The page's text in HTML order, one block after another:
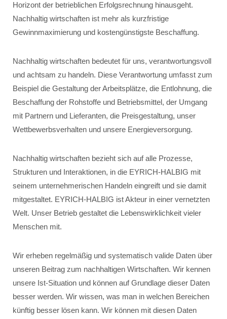
Horizont der betrieblichen Erfolgsrechnung hinausgeht.
Nachhaltig wirtschaften ist mehr als kurzfristige
Gewinnmaximierung und kostengünstigste Beschaffung.
Nachhaltig wirtschaften bedeutet für uns, verantwortungsvoll
und achtsam zu handeln. Diese Verantwortung umfasst zum
Beispiel die Gestaltung der Arbeitsplätze, die Entlohnung, die
Beschaffung der Rohstoffe und Betriebsmittel, der Umgang
mit Partnern und Lieferanten, die Preisgestaltung, unser
Wettbewerbsverhalten und unsere Energieversorgung.
Nachhaltig wirtschaften bezieht sich auf alle Prozesse,
Strukturen und Interaktionen, in die EYRICH-HALBIG mit
seinem unternehmerischen Handeln eingreift und sie damit
mitgestaltet. EYRICH-HALBIG ist Akteur in einer vernetzten
Welt. Unser Betrieb gestaltet die Lebenswirklichkeit vieler
Menschen mit.
Wir erheben regelmäßig und systematisch valide Daten über
unseren Beitrag zum nachhaltigen Wirtschaften. Wir kennen
unsere Ist-Situation und können auf Grundlage dieser Daten
besser werden. Wir wissen, was man in welchen Bereichen
künftig besser lösen kann. Wir können mit diesen Daten